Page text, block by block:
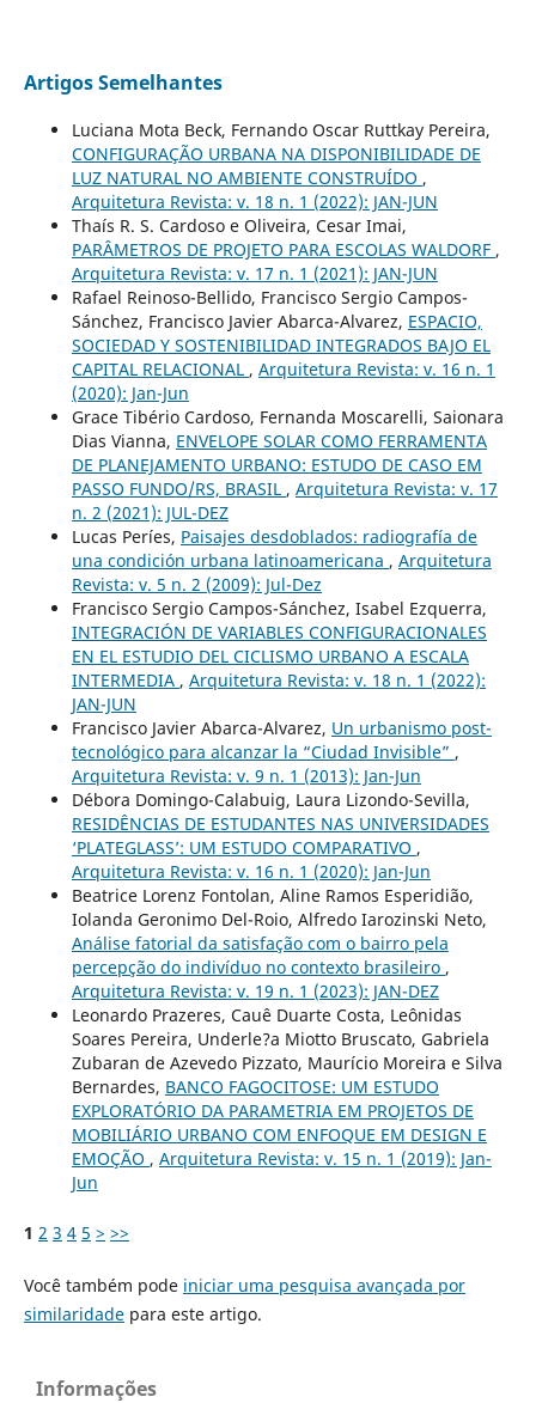
Artigos Semelhantes
Luciana Mota Beck, Fernando Oscar Ruttkay Pereira,
CONFIGURAÇÃO URBANA NA DISPONIBILIDADE DE
LUZ NATURAL NO AMBIENTE CONSTRUÍDO ,
Arquitetura Revista: v. 18 n. 1 (2022): JAN-JUN
Thaís R. S. Cardoso e Oliveira, Cesar Imai,
PARÂMETROS DE PROJETO PARA ESCOLAS WALDORF ,
Arquitetura Revista: v. 17 n. 1 (2021): JAN-JUN
Rafael Reinoso-Bellido, Francisco Sergio Campos-
Sánchez, Francisco Javier Abarca-Alvarez, ESPACIO,
SOCIEDAD Y SOSTENIBILIDAD INTEGRADOS BAJO EL
CAPITAL RELACIONAL , Arquitetura Revista: v. 16 n. 1
(2020): Jan-Jun
Grace Tibério Cardoso, Fernanda Moscarelli, Saionara
Dias Vianna, ENVELOPE SOLAR COMO FERRAMENTA
DE PLANEJAMENTO URBANO: ESTUDO DE CASO EM
PASSO FUNDO/RS, BRASIL , Arquitetura Revista: v. 17
n. 2 (2021): JUL-DEZ
Lucas Períes, Paisajes desdoblados: radiografía de
una condición urbana latinoamericana , Arquitetura
Revista: v. 5 n. 2 (2009): Jul-Dez
Francisco Sergio Campos-Sánchez, Isabel Ezquerra,
INTEGRACIÓN DE VARIABLES CONFIGURACIONALES
EN EL ESTUDIO DEL CICLISMO URBANO A ESCALA
INTERMEDIA , Arquitetura Revista: v. 18 n. 1 (2022):
JAN-JUN
Francisco Javier Abarca-Alvarez, Un urbanismo post-
tecnológico para alcanzar la “Ciudad Invisible” ,
Arquitetura Revista: v. 9 n. 1 (2013): Jan-Jun
Débora Domingo-Calabuig, Laura Lizondo-Sevilla,
RESIDÊNCIAS DE ESTUDANTES NAS UNIVERSIDADES
‘PLATEGLASS’: UM ESTUDO COMPARATIVO ,
Arquitetura Revista: v. 16 n. 1 (2020): Jan-Jun
Beatrice Lorenz Fontolan, Aline Ramos Esperidião,
Iolanda Geronimo Del-Roio, Alfredo Iarozinski Neto,
Análise fatorial da satisfação com o bairro pela
percepção do indivíduo no contexto brasileiro ,
Arquitetura Revista: v. 19 n. 1 (2023): JAN-DEZ
Leonardo Prazeres, Cauê Duarte Costa, Leônidas
Soares Pereira, Underle?a Miotto Bruscato, Gabriela
Zubaran de Azevedo Pizzato, Maurício Moreira e Silva
Bernardes, BANCO FAGOCITOSE: UM ESTUDO
EXPLORATÓRIO DA PARAMETRIA EM PROJETOS DE
MOBILIÁRIO URBANO COM ENFOQUE EM DESIGN E
EMOÇÃO , Arquitetura Revista: v. 15 n. 1 (2019): Jan-
Jun
1 2 3 4 5 > >>
Você também pode iniciar uma pesquisa avançada por
similaridadepara este artigo.
Informações